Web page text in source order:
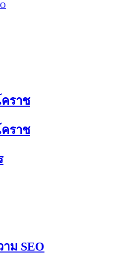
ราช
คราช
ม SEO